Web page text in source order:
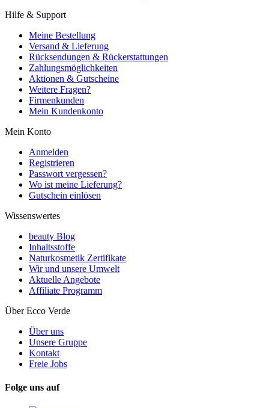
Hilfe & Support
Meine Bestellung
Versand & Lieferung
Rücksendungen & Rückerstattungen
Zahlungsmöglichkeiten
Aktionen & Gutscheine
Weitere Fragen?
Firmenkunden
Mein Kundenkonto
Mein Konto
Anmelden
Registrieren
Passwort vergessen?
Wo ist meine Lieferung?
Gutschein einlösen
Wissenswertes
beauty Blog
Inhaltsstoffe
Naturkosmetik Zertifikate
Wir und unsere Umwelt
Aktuelle Angebote
Affiliate Programm
Über Ecco Verde
Über uns
Unsere Gruppe
Kontakt
Freie Jobs
Folge uns auf